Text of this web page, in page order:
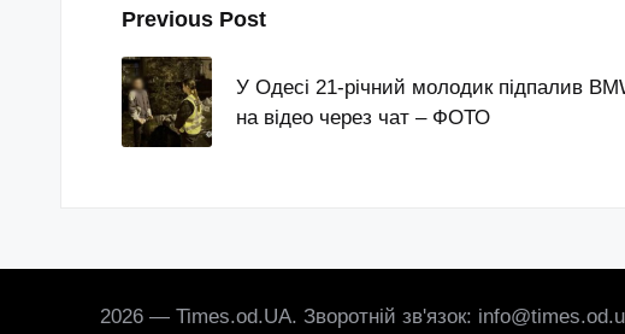
Post
navigation
Previous Post
У Одесі 21-річний молодик підпалив
на відео через чат – ФОТО
2026 — Times.od.UA. Зворотній зв'язок: